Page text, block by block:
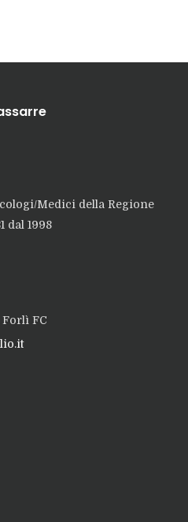
Medici della Regione
dal 1998
Forlì FC